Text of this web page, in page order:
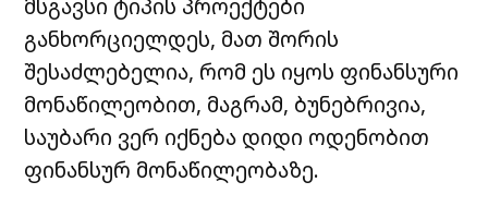
მსგავსი ტიპის პროექტები
განხორციელდეს, მათ შორის
შესაძლებელია, რომ ეს იყოს ფინანსური
მონაწილეობით, მაგრამ, ბუნებრივია,
საუბარი ვერ იქნება დიდი ოდენობით
ფინანსურ მონაწილეობაზე.